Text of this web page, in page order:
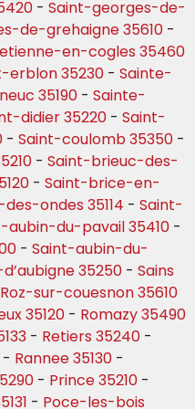
- Saint-georges-de-
de-grehaigne 35610 -
en-cogles 35460
erblon 35230 - Sainte-
35190 - Sainte-
didier 35220 - Saint-
- Saint-coulomb 35350 -
- Saint-brieuc-des-
- Saint-brice-en-
ondes 35114 - Saint-
aubin-du-pavail 35410 -
- Saint-aubin-du-
35250 - Sains
Roz-sur-couesnon 35610
35120 - Romazy 35490
- Retiers 35240 -
- Rannee 35130 -
- Prince 35210 -
- Poce-les-bois